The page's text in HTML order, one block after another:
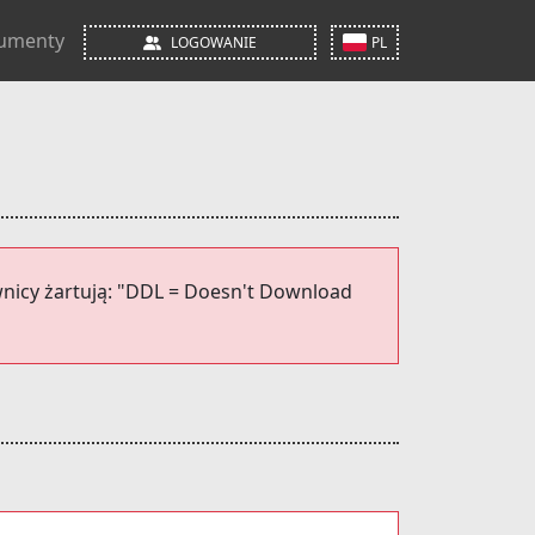
LOGOWANIE PL
żartują: "DDL = Doesn't Download